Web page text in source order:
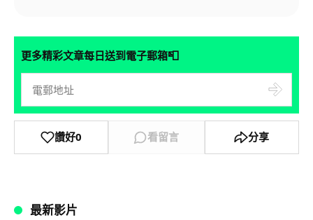
更多精彩文章每日送到電子郵箱📮
讚好0 看留言 分享
最新影片